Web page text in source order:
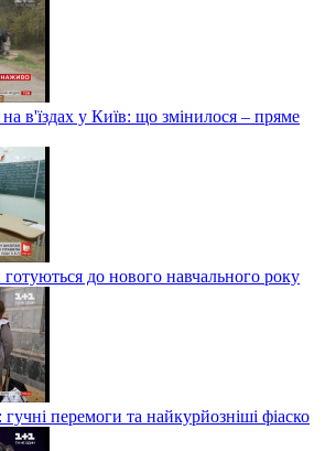
в'їздах у Київ: що змінилося – пряме
готуються до нового навчального року
перемоги та найкурйозніші фіаско